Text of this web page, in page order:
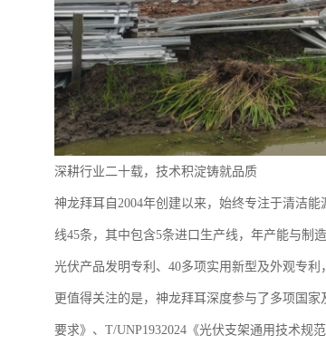
深耕行业二十载，技术积淀铸就品质
神龙拜耳自2004年创建以来，始终专注于清洁
线45条，其中包含5条进口生产线，年产能与制
光伏产品发明专利、40多项实用新型及外观专利
更值得关注的是，神龙拜耳深度参与了多项国
要求》、T/UNP1932024《光伏支架通用技术规